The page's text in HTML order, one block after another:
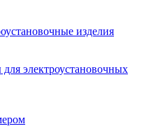
изделия
электроустановочных